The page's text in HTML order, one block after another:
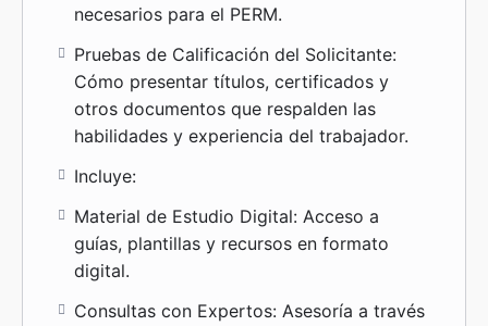
necesarios para el PERM.
Pruebas de Calificación del Solicitante:
Cómo presentar títulos, certificados y
otros documentos que respalden las
habilidades y experiencia del trabajador.
Incluye:
Material de Estudio Digital: Acceso a
guías, plantillas y recursos en formato
digital.
Consultas con Expertos: Asesoría a través